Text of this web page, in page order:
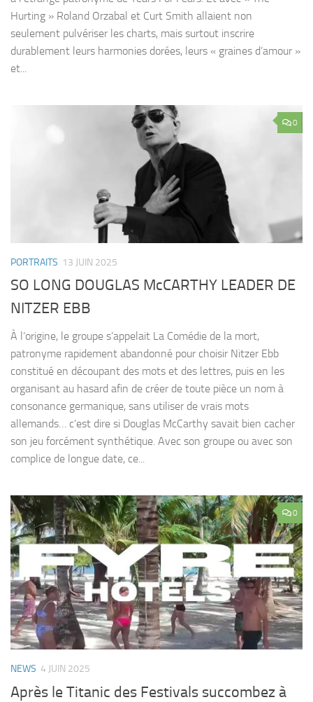
Hurting » Roland Orzabal et Curt Smith allaient non
seulement pulvériser les charts, mais surtout inscrire
durablement leurs harmonies dorées, leurs « graines d’amour »
et...
0
PORTRAITS 13 JUIN 2025
SO LONG DOUGLAS McCARTHY LEADER DE
NITZER EBB
À l’origine, le groupe s’appelait La Comédie de la mort,
patronyme rapidement abandonné pour choisir Nitzer Ebb
constitué en découpant des mots et des lettres, puis en les
organisant au hasard afin de créer de toute pièce un nom à
consonance germanique, sans utiliser de vrais mots
allemands… c’est dire si Douglas McCarthy savait bien cacher
son jeu forcément synthétique. Avec son groupe ou avec son
complice de longue date, ce...
0
NEWS 4 JUIN 2025
Après le Titanic des Festivals succombez à